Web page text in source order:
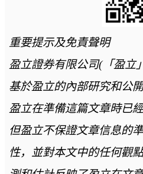
重要提示及免責聲明
盈立證券有限公司(「盈立
基於盈立的內部研究和公
盈立在準備這篇文章時已
但盈立不保證文章信息的
性，並對本文中的任何觀